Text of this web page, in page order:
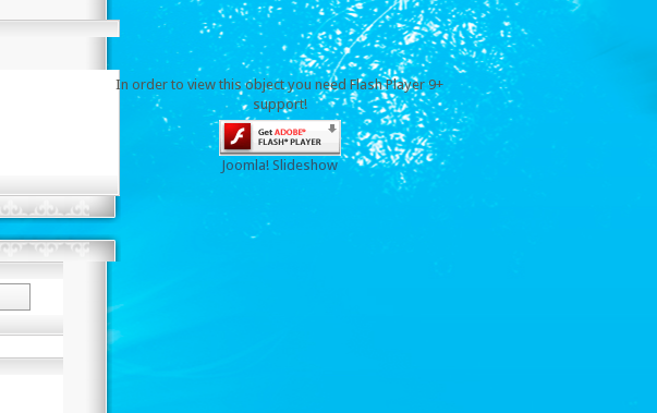
In order to view this object you need Flash Player 9+
support!
Joomla! Slideshow
Открытый Турнир по
рукопашному бою